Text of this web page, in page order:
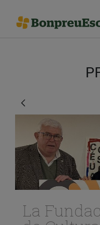
La